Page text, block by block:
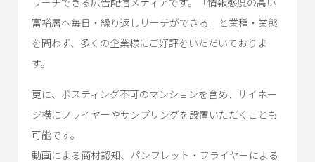
富裕層へ毎日・繰り返しリーチができる」と業種・業態
を問わず、多くの企業様にご好評をいただいておりま
す。
更に、ポスティング不可のマンションを含め、サイネー
ジ横にフライヤーやサンプリングを設置いただくことも
可能です。
動画による商材認知、パンフレット・フライヤーによる